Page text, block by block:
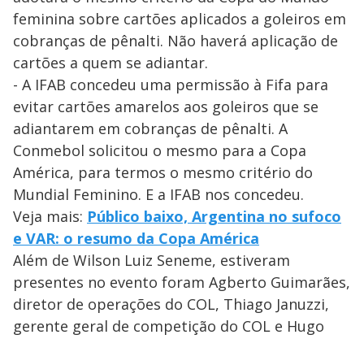
feminina sobre cartões aplicados a goleiros em
cobranças de pênalti. Não haverá aplicação de
cartões a quem se adiantar.
- A IFAB concedeu uma permissão à Fifa para
evitar cartões amarelos aos goleiros que se
adiantarem em cobranças de pênalti. A
Conmebol solicitou o mesmo para a Copa
América, para termos o mesmo critério do
Mundial Feminino. E a IFAB nos concedeu.
Veja mais: Público baixo, Argentina no sufoco
e VAR: o resumo da Copa América
Além de Wilson Luiz Seneme, estiveram
presentes no evento foram Agberto Guimarães,
diretor de operações do COL, Thiago Januzzi,
gerente geral de competição do COL e Hugo